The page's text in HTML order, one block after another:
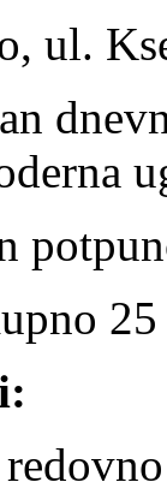
ul.